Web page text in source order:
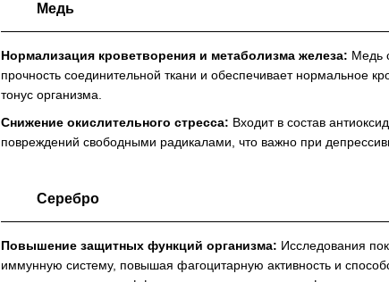
Медь
Нормализация кроветворения и метаболизма железа: Медь
прочность соединительной ткани и обеспечивает нормальное
тонус организма.
Снижение окислительного стресса: Входит в состав
повреждений свободными радикалами, что важно при
Серебро
Повышение защитных функций организма: Исследования
иммунную систему, повышая фагоцитарную активность и